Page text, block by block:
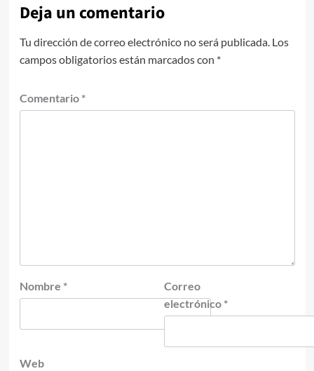
Deja un comentario
Tu dirección de correo electrónico no será publicada. Los
campos obligatorios están marcados con *
Comentario *
Nombre *
Correo
electrónico *
Web